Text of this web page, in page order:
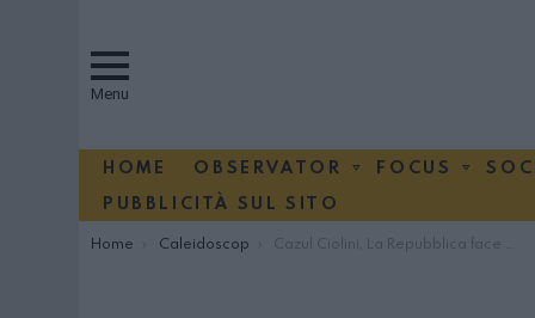
Menu
HOME OBSERVATOR FOCUS
PUBBLICITÀ SUL SITO
You are here:
Home Caleidoscop Cazul Ciolini, La Repubblica face confuzie între România şi Bulgaria